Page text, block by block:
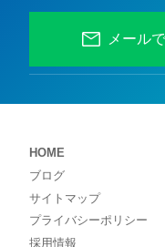
メール
HOME
ブログ
サイトマップ
プライバシーポリシー
採用情報